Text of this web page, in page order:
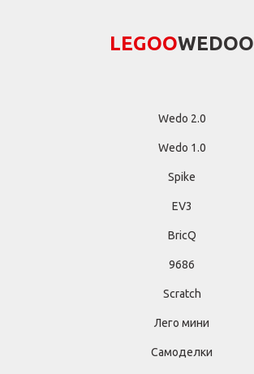
LEGООWEDОО
Wedo 2.0
Wedo 1.0
Spike
EV3
BricQ
9686
Scratch
Лего мини
Самоделки